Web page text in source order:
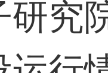
研究